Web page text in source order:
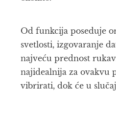
Od funkcija poseduje
svetlosti, izgovaranje
najveću prednost
najidealnija za ovakvu
vibrirati, dok će u